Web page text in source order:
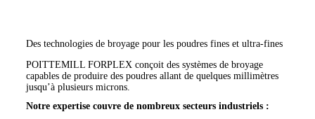
Des technologies de broyage pour les poudres fines et ultra-fines
POITTEMILL FORPLEX conçoit des systèmes de broyage
capables de produire des poudres allant de quelques millimètres
jusqu’à plusieurs microns.
Notre expertise couvre de nombreux secteurs industriels :